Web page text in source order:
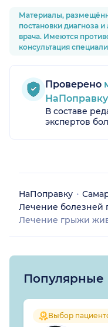
Материалы,
постановки диагноза
врача. Имеются
консультация
Проверено
НаПоправку
В составе
экспертов
НаПоправку
Лечение болезней
Лечение грыжи
Популярные
Выбор